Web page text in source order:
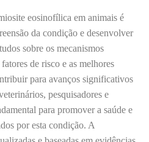
eosinofílica em animais é
da condição e desenvolver
sobre os mecanismos
de risco e as melhores
para avanços significativos
pesquisadores e
para promover a saúde e
por esta condição. A